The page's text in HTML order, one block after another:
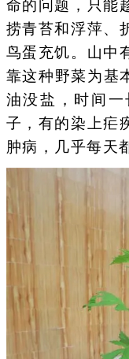
命的问题，只能
捞青苔和浮萍、
鸟蛋充饥。山中
靠这种野菜为基
油没盐，时间
子，有的染上疟
肿病，几乎每天